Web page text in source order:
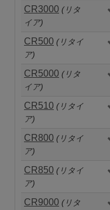
CR3000 (リタ
イア)
CR500 (リタイ
ア)
CR5000 (リタ
イア)
CR510 (リタイ
ア)
CR800 (リタイ
ア)
CR850 (リタイ
ア)
CR9000 (リタ